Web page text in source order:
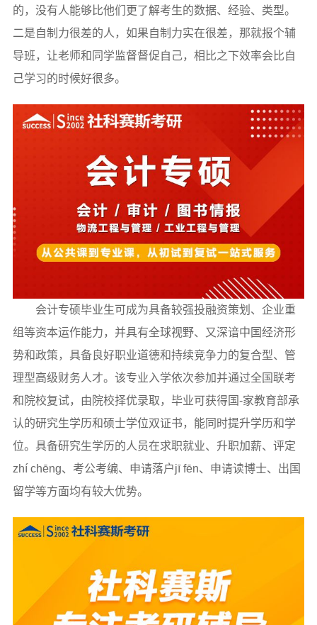
的，没有人能够比他们更了解考生的数据、经验、类型。
二是自制力很差的人，如果自制力实在很差，那就报个辅
导班，让老师和同学监督督促自己，相比之下效率会比自
己学习的时候好很多。
会计专硕毕业生可成为具备较强投融资策划、企业重
组等资本运作能力，并具有全球视野、又深谙中国经济形
势和政策，具备良好职业道德和持续竞争力的复合型、管
理型高级财务人才。该专业入学依次参加并通过全国联考
和院校复试，由院校择优录取，毕业可获得国-家教育部承
认的研究生学历和硕士学位双证书，能同时提升学历和学
位。具备研究生学历的人员在求职就业、升职加薪、评定
zhí chēng、考公考编、申请落户jī fēn、申请读博士、出国
留学等方面均有较大优势。